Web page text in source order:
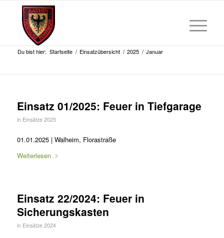
Du bist hier: Startseite / Einsatzübersicht / 2025 / Januar
Einsatz 01/2025: Feuer in Tiefgarage
in Einsätze 2025
01.01.2025 | Walheim, Florastraße
Weiterlesen
Einsatz 22/2024: Feuer in
Sicherungskasten
in Einsätze 2024